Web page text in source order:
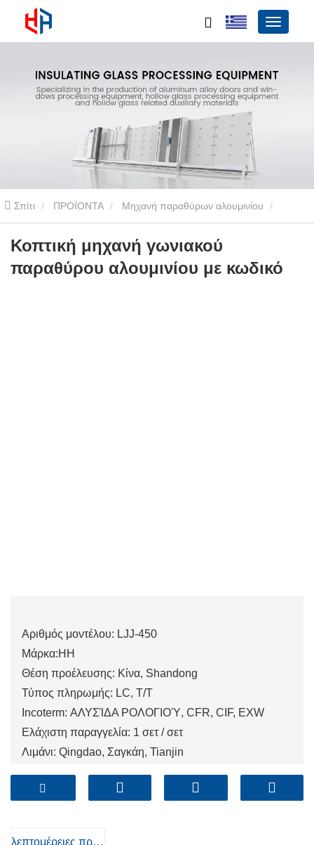
Σπίτι ΠΡΟΪΟΝΤΑ Μηχανή παραθύρων αλουμινίου
Γωνιακός συνδετήρας CNC Πριόνι κοπής
γωνιακού παραθύρου αλουμινίου με κωδικό
Κοπτική μηχανή γωνιακού
παραθύρου αλουμινίου με κωδικό
Αριθμός μοντέλου: LJJ-450
Μάρκα:HH
Θέση προέλευσης: Κίνα, Shandong
Τύπος πληρωμής: LC, T/T
Incoterm: ΑΛΥΣΊΔΑ ΡΟΛΟΓΙΟΎ, CFR, CIF, EXW
Ελάχιστη παραγγελία: 1 σετ / σετ
Λιμάνι: Qingdao, Σαγκάη, Tianjin
λεπτομέρειες προιόντος